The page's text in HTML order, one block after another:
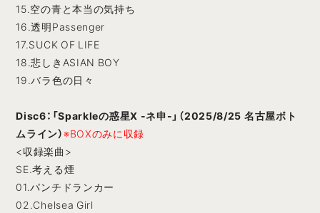
15.空の青と本当の気持ち
16.透明Passenger
17.SUCK OF LIFE
18.悲しきASIAN BOY
19.バラ色の日々
Disc6：「Sparkleの惑星X -ネ申-」（2025/8/25 名古屋ボト
ムライン）※BOXのみに収録
<収録楽曲>
SE.考える煙
01.パンチドランカー
02.Chelsea Girl